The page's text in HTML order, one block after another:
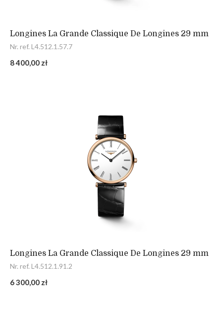
Longines La Grande Classique De Longines 29 mm
Nr. ref. L4.512.1.57.7
8 400,00 zł
Longines La Grande Classique De Longines 29 mm
Nr. ref. L4.512.1.91.2
6 300,00 zł